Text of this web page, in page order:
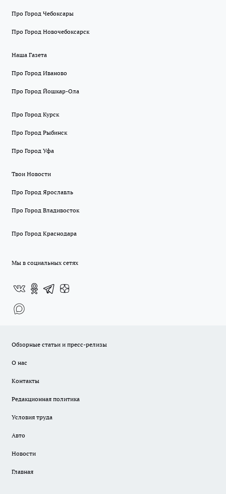
Про Город Чебоксары
Про Город Новочебоксарск
Наша Газета
Про Город Иваново
Про Город Йошкар-Ола
Про Город Курск
Про Город Рыбинск
Про Город Уфа
Твои Новости
Про Город Ярославль
Про Город Владивосток
Про Город Краснодара
Мы в социальных сетях
Обзорные статьи и пресс-релизы
О нас
Контакты
Редакционная политика
Условия труда
Авто
Новости
Главная